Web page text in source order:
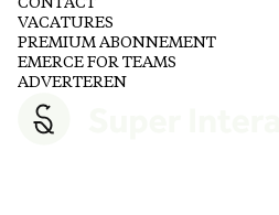
VACATURES
PREMIUM ABONNEMENT
EMERCE FOR TEAMS
ADVERTEREN